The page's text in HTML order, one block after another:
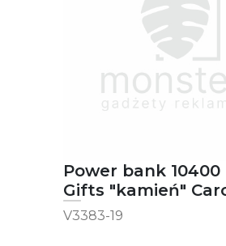
Power bank
Gifts "kamień"
V3383-19